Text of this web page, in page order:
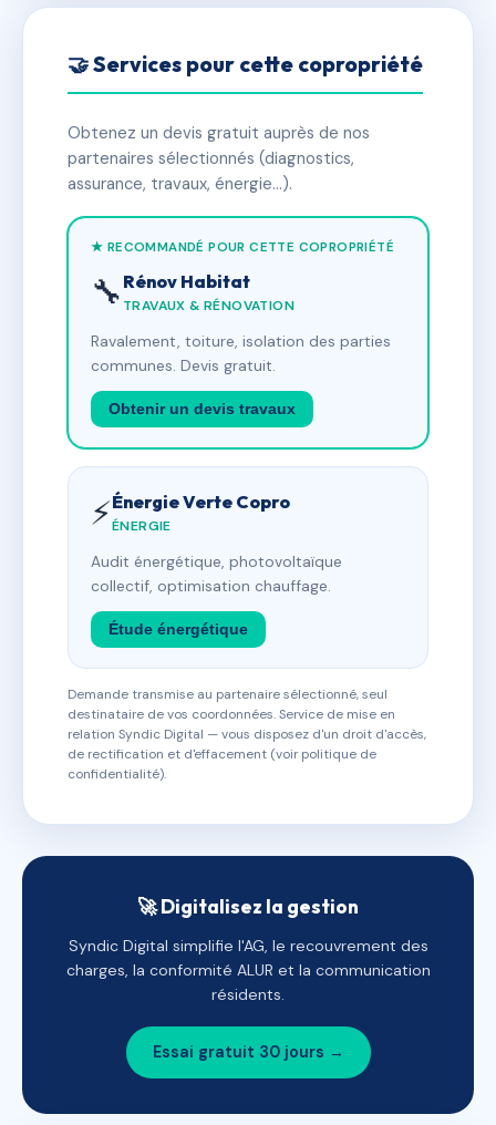
🤝 Services pour cette copropriété
Obtenez un devis gratuit auprès de nos
partenaires sélectionnés (diagnostics,
assurance, travaux, énergie…).
★ RECOMMANDÉ POUR CETTE COPROPRIÉTÉ
🔧 Rénov Habitat
TRAVAUX & RÉNOVATION
Ravalement, toiture, isolation des parties
communes. Devis gratuit.
Obtenir un devis travaux
⚡Énergie Verte Copro
ÉNERGIE
Audit énergétique, photovoltaïque
collectif, optimisation chauffage.
Étude énergétique
Demande transmise au partenaire sélectionné, seul
destinataire de vos coordonnées. Service de mise en
relation Syndic Digital — vous disposez d'un droit d'accès,
de rectification et d'effacement (voir politique de
confidentialité).
🚀 Digitalisez la gestion
Syndic Digital simplifie l'AG, le recouvrement des
charges, la conformité ALUR et la communication
résidents.
Essai gratuit 30 jours →